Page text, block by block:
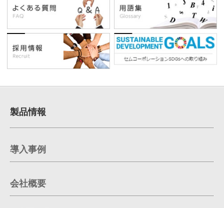
製品情報
導入事例
会社概要